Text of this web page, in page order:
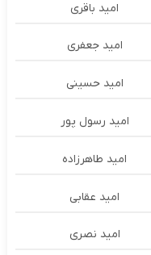
امید باقری
امید جعفری
امید حسینی
امید رسول پور
امید طاهرزاده
امید عقابی
امید نصری